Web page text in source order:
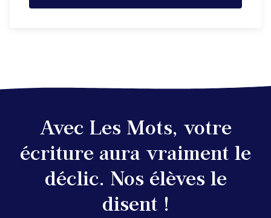
Avec Les Mots, votre
écriture aura vraiment le
déclic. Nos élèves le
disent !